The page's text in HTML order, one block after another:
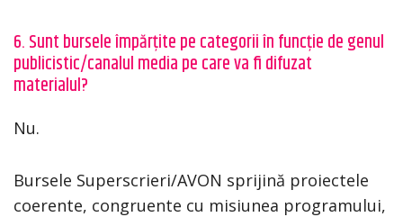
6. Sunt bursele împărțite pe categorii în funcție de genul
publicistic/canalul media pe care va fi difuzat
materialul?
Nu.
Bursele Superscrieri/AVON sprijină proiectele
coerente, congruente cu misiunea programului,